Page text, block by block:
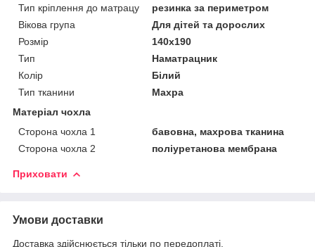
Тип кріплення до матрацу
резинка за периметром
Вікова група
Для дітей та дорослих
Розмір
140x190
Тип
Наматрацник
Колір
Білий
Тип тканини
Махра
Матеріал чохла
Сторона чохла 1
бавовна, махрова тканина
Сторона чохла 2
поліуретанова мембрана
Приховати
Умови доставки
Доставка здійснюється тільки по передоплаті.